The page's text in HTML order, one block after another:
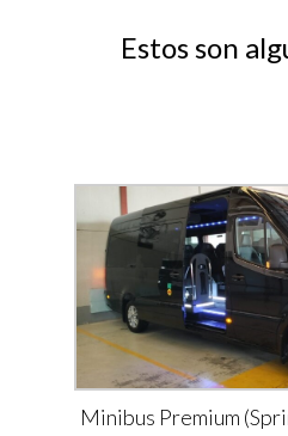
Estos son
Minibus Premium